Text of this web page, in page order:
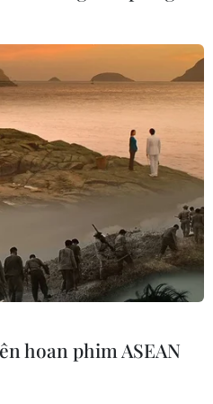
thực chất
Australia
lửa đạn
km
mục tiêu
hoan phim ASEAN